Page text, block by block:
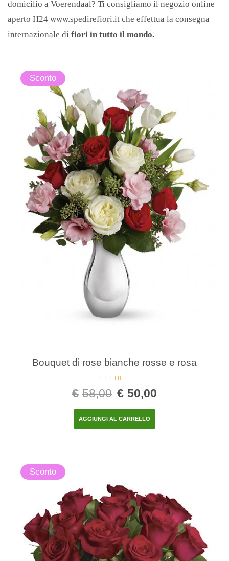
Epifania
Nascita
domicilio a Voerendaal? Ti consigliamo il negozio online
aperto H24 www.spedirefiori.it che effettua la consegna
internazionale di fiori in tutto il mondo.
Sconto
Bouquet di rose bianche rosse e rosa
4.00su 5
€ 58,00 € 50,00
AGGIUNGI AL CARRELLO
Sconto